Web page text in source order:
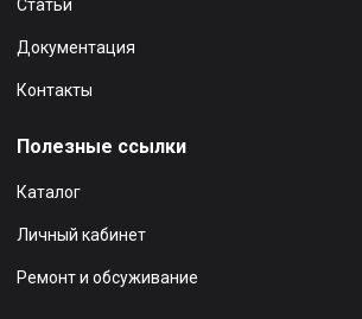
Статьи
Документация
Контакты
Полезные ссылки
Каталог
Личный кабинет
Ремонт и обсуживание